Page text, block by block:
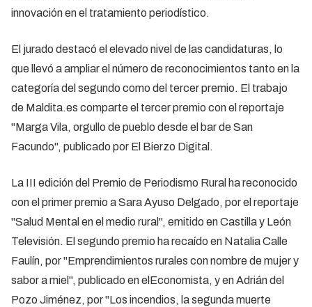
innovación en el tratamiento periodístico.
El jurado destacó el elevado nivel de las candidaturas, lo
que llevó a ampliar el número de reconocimientos tanto en la
categoría del segundo como del tercer premio. El trabajo
de Maldita.es comparte el tercer premio con el reportaje
"Marga Vila, orgullo de pueblo desde el bar de San
Facundo", publicado por El Bierzo Digital.
La III edición del Premio de Periodismo Rural ha reconocido
con el primer premio a Sara Ayuso Delgado, por el reportaje
"Salud Mental en el medio rural", emitido en Castilla y León
Televisión. El segundo premio ha recaído en Natalia Calle
Faulín, por "Emprendimientos rurales con nombre de mujer y
sabor a miel", publicado en elEconomista, y en Adrián del
Pozo Jiménez, por "Los incendios, la segunda muerte